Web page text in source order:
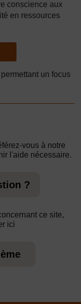
conscience aux
en ressources
un focus
vous à notre
l'aide nécessaire.
?
ce site,
ici